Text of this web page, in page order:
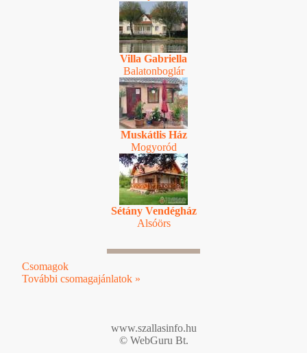
Villa Gabriella
Balatonboglár
Muskátlis Ház
Mogyoród
Sétány Vendégház
Alsóörs
Csomagok
További csomagajánlatok »
www.szallasinfo.hu
© WebGuru Bt.